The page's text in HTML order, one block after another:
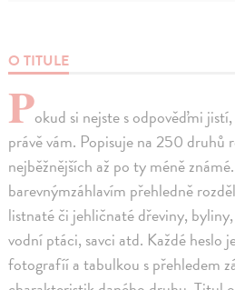
O TITULE
Pokud si nejste s odpověďmi
právě vám. Popisuje na 250 druhů
nejběžnějších až po ty méně
barevnýmzáhlavím přehledně
listnaté či jehličnaté dřeviny,
vodní ptáci, savci atd. Každé heslo
fotografíí a tabulkou s přehledem